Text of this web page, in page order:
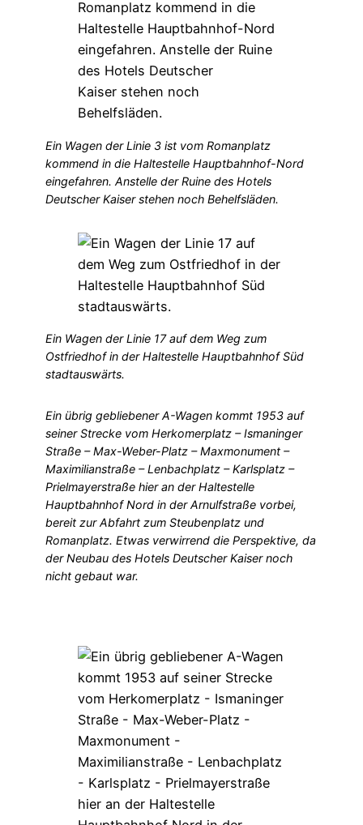
Ein Wagen der Linie 3 ist vom Romanplatz
kommend in die Haltestelle Hauptbahnhof-Nord
eingefahren. Anstelle der Ruine des Hotels
Deutscher Kaiser stehen noch Behelfsläden.
Ein Wagen der Linie 17 auf dem Weg zum
Ostfriedhof in der Haltestelle Hauptbahnhof Süd
stadtauswärts.
Ein übrig gebliebener A-Wagen kommt 1953 auf
seiner Strecke vom Herkomerplatz – Ismaninger
Straße – Max-Weber-Platz – Maxmonument –
Maximilianstraße – Lenbachplatz – Karlsplatz –
Prielmayerstraße hier an der Haltestelle
Hauptbahnhof Nord in der Arnulfstraße vorbei,
bereit zur Abfahrt zum Steubenplatz und
Romanplatz. Etwas verwirrend die Perspektive, da
der Neubau des Hotels Deutscher Kaiser noch
nicht gebaut war.